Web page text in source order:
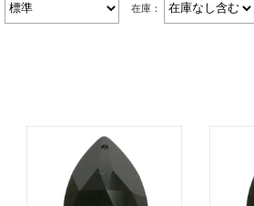
在庫：